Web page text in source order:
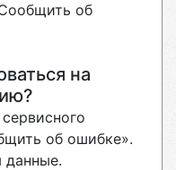
об
на
об ошибке».